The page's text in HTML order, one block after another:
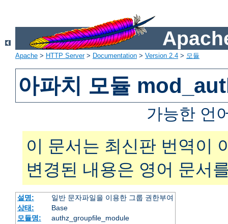
Apache > HTTP Server> Documentation > Version 2.4 > 모듈
아파치 모듈
가능한 언
이 문서는 최신판 번역이
변경된 내용은 영어 문서
설명:
일반 문자파일을 이용한 그룹 권한부여
상태:
Base
모듈명:
authz_groupfile_module